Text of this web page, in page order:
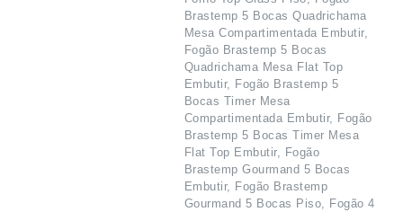
Brastemp 5 Bocas Quadrichama
Mesa Compartimentada Embutir,
Fogão Brastemp 5 Bocas
Quadrichama Mesa Flat Top
Embutir, Fogão Brastemp 5
Bocas Timer Mesa
Compartimentada Embutir, Fogão
Brastemp 5 Bocas Timer Mesa
Flat Top Embutir, Fogão
Brastemp Gourmand 5 Bocas
Embutir, Fogão Brastemp
Gourmand 5 Bocas Piso, Fogão 4